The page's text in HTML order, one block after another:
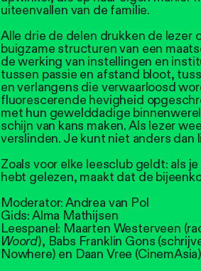
uiteenvallen van de familie.
Alle drie de delen drukken de lezer
buigzame structuren van een
de werking van instellingen en
tussen passie en afstand bloot,
en verlangens die verwaarloosd
fluorescerende hevigheid
met hun gewelddadige
schijn van kans maken. Als lezer
verslinden. Je kunt niet anders dan
Zoals voor elke leesclub geldt: als
hebt gelezen, maakt dat de
Moderator: Andrea van Pol
Gids: Alma Mathijsen
Leespanel: Maarten Westerveen
Woord), Babs Franklin Gons
Nowhere) en Daan Vree